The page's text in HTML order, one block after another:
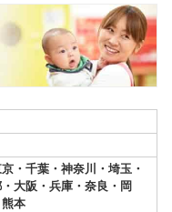
・千葉・神奈川・埼玉・
大阪・兵庫・奈良・岡
本